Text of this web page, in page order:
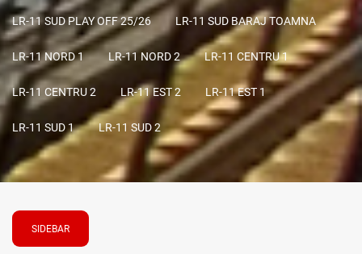
LR-11 SUD PLAY OFF 25/26 LR-11 SUD BARAJ TOAMNA
LR-11 NORD 1 LR-11 NORD 2 LR-11 CENTRU 1
LR-11 CENTRU 2 LR-11 EST 2 LR-11 EST 1
LR-11 SUD 1 LR-11 SUD 2
SIDEBAR